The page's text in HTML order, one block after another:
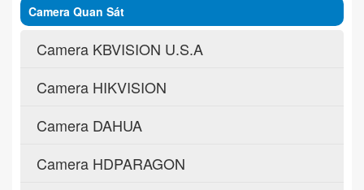
Camera Quan Sát
Camera KBVISION U.S.A
Camera HIKVISION
Camera DAHUA
Camera HDPARAGON